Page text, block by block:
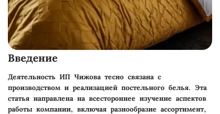
Введение
Деятельность ИП Чижова тесно связана с
производством и реализацией постельного белья. Эта
статья направлена на всестороннее изучение аспектов
работы компании, включая разнообразие ассортимент,